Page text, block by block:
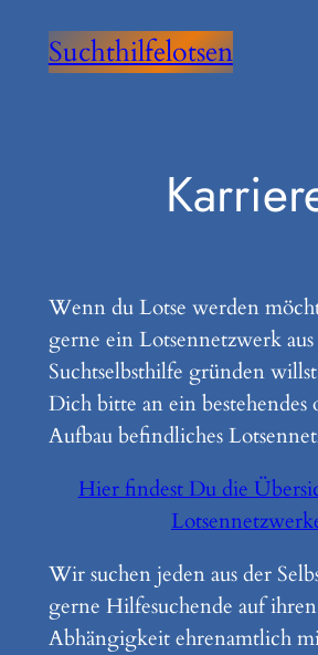
InhaltSuchthilfelotsen
Wenn du Lotse werden
gerne ein Lotsennetzwerk
Suchtselbsthilfe gründen
Dich bitte an ein bestehendes
Aufbau befindliches
Hier findest Du die
Wir suchen jeden aus der
gerne Hilfesuchende auf
Abhängigkeit ehrenamtlich